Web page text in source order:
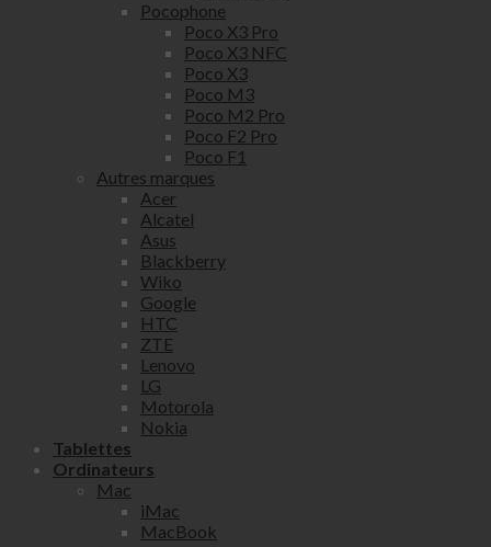
Pocophone
Poco X3 Pro
Poco X3 NFC
Poco X3
Poco M3
Poco M2 Pro
Poco F2 Pro
Poco F1
Autres marques
Acer
Alcatel
Asus
Blackberry
Wiko
Google
HTC
ZTE
Lenovo
LG
Motorola
Nokia
Tablettes
Ordinateurs
Mac
iMac
MacBook